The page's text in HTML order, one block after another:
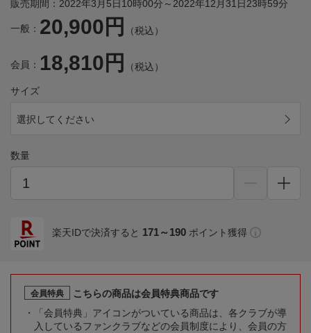
販売期間：2022年3月5日10時00分～2022年12月31日23時59分
一般： 20,900円 （税込）
会員： 18,810円 （税込）
サイズ
選択してください
数量
楽天IDで決済すると 171～190 ポイント獲得
会員特典
こちらの商品は会員特典商品です
「会員特典」アイコンがついている商品は、各クラブが導
入しているファンクラブなどの会員制度により、会員の方